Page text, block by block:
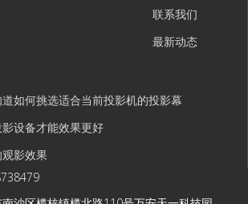
联系我们
最新动态
如何挑选适合当前投影机的投影幕
设备才能效果更好
影效果